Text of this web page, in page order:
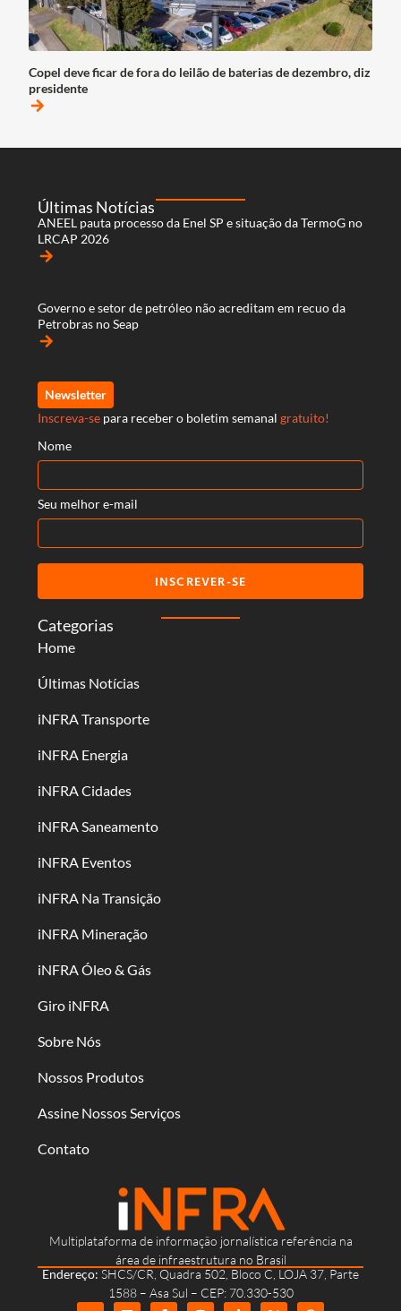
Copel deve ficar de fora do leilão de baterias de dezembro, diz
presidente
arrow_forward
Multiplataforma de informação jornalística referência na
área de infraestrutura no Brasil
Endereço: SHCS/CR, Quadra 502, Bloco C, LOJA 37, Parte
1588 – Asa Sul – CEP: 70.330-530
Categorias
Home
Últimas Notícias
iNFRA Transporte
iNFRA Energia
iNFRA Cidades
iNFRA Saneamento
iNFRA Eventos
iNFRA Na Transição
iNFRA Mineração
iNFRA Óleo & Gás
Giro iNFRA
Sobre Nós
Nossos Produtos
Assine Nossos Serviços
Contato
Últimas Notícias
ANEEL pauta processo da Enel SP e situação da TermoG no
LRCAP 2026
arrow_forward
Governo e setor de petróleo não acreditam em recuo da
Petrobras no Seap
arrow_forward
Newsletter
Inscreva-se para receber o boletim semanal gratuito!
Nome
Seu melhor e-mail
INSCREVER-SE